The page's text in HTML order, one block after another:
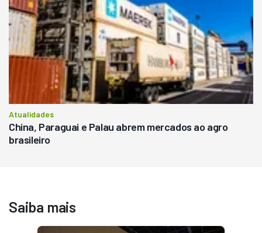
Atualidades
China, Paraguai e Palau abrem mercados ao agro
brasileiro
Saiba mais